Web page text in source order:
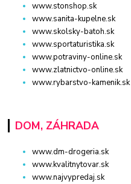
www.stonshop.sk
www.sanita-kupelne.sk
www.skolsky-batoh.sk
www.sportaturistika.sk
www.potraviny-online.sk
www.zlatnictvo-online.sk
www.rybarstvo-kamenik.sk
DOM, ZÁHRADA
www.dm-drogeria.sk
www.kvalitnytovar.sk
www.najvypredaj.sk